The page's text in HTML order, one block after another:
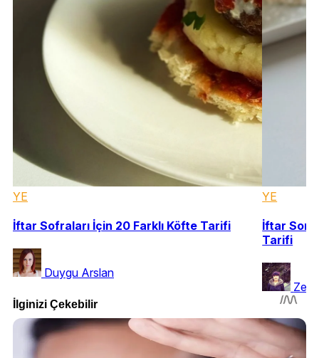
YE
İftar Sofraları İçin 20 Farklı Köfte Tarifi
Duygu Arslan
YE
İftar
Tarifi